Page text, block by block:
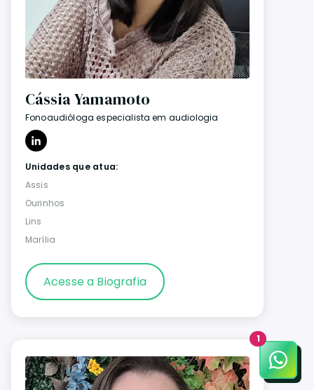
Cássia Yamamoto
Fonoaudióloga especialista em audiologia
Unidades que atua:
Assis
Ourinhos
Lins
Marília
Acesse a Biografia
1